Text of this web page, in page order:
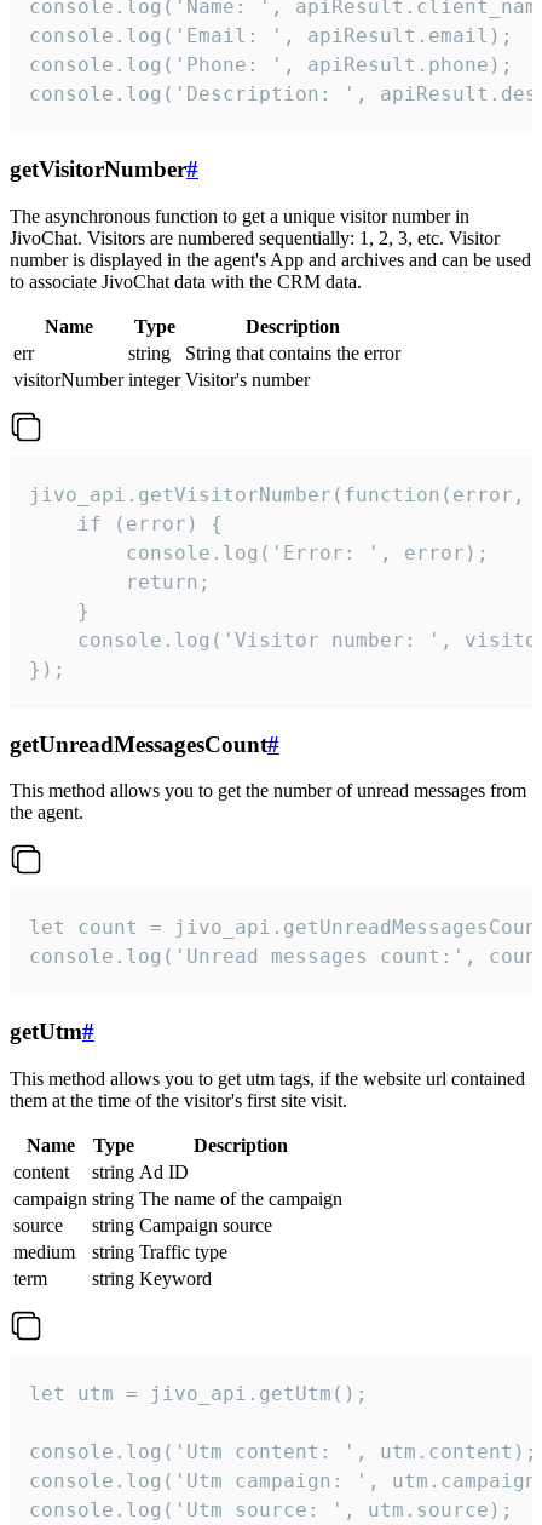
console.log('Name: ',
console.log('Email: ', apiResult.email);
console.log('Phone: ', apiResult.phone);
console.log('Description: ',
getVisitorNumber#
The asynchronous function to get a unique visitor number in
JivoChat. Visitors are numbered sequentially: 1, 2, 3, etc. Visitor
number is displayed in the agent's App and archives and can be used
to associate JivoChat data with the CRM data.
Name Type
Description
err
string
String that contains the error
visitorNumber integer Visitor's number
jivo_api.getVisitorNumber(function(error,
    if (error) {
        console.log('Error: ', error);
        return;
    }
console.log('Visitor number: ',
});
getUnreadMessagesCount#
This method allows you to get the number of unread messages from
the agent.
let count =
console.log('Unread messages count:',
getUtm#
This method allows you to get utm tags, if the website url contained
them at the time of the visitor's first site visit.
Name Type
Description
content
string Ad ID
campaign string The name of the campaign
source
string Campaign source
medium
string Traffic type
term
string Keyword
let utm = jivo_api.getUtm();
console.log('Utm content: ', utm.content);
console.log('Utm campaign: ',
console.log('Utm source: ', utm.source);